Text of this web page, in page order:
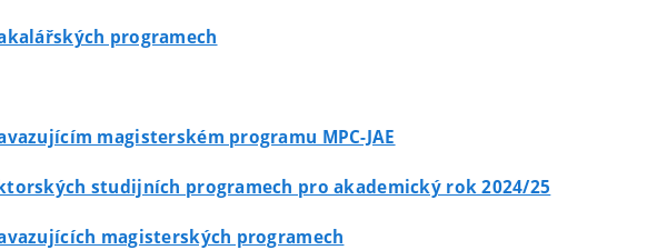
programech
magisterském programu MPC-JAE
studijních programech pro akademický rok 2024/25
magisterských programech